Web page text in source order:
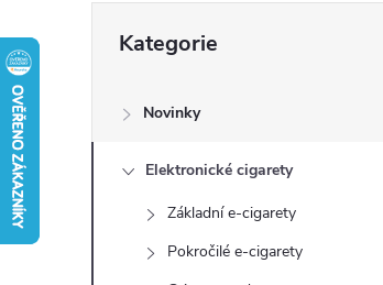
s
kategorie
Kategorie
Novinky
Elektronické cigarety
Základní e-cigarety
Pokročilé e-cigarety